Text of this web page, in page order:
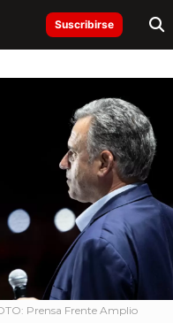
Suscribirse
Prensa Frente Amplio